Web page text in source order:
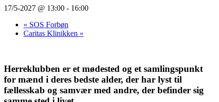
17/5-2027 @ 13:00 - 16:00
« SOS Forbøn
Caritas Klinikken »
Herreklubben er et mødested og et samlingspunkt
for mænd i deres bedste alder, der har lyst til
fællesskab og samvær med andre, der befinder sig